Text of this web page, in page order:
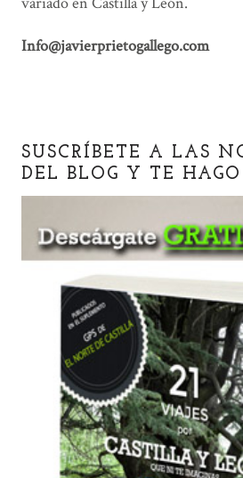
Info@javierprietogallego.com
SUSCRÍBETE A LAS
DEL BLOG Y TE